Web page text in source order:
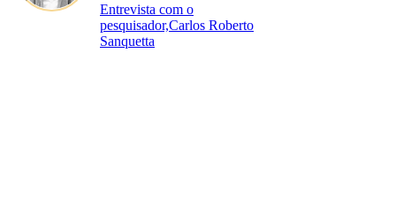
Entrevista com o
pesquisador,Carlos Roberto
Sanquetta